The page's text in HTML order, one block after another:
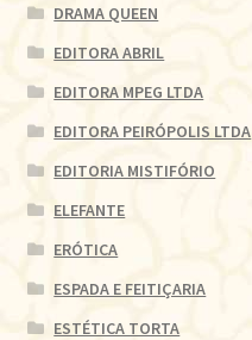
DRAMA QUEEN
EDITORA ABRIL
EDITORA MPEG LTDA
EDITORA PEIRÓPOLIS LTDA
EDITORIA MISTIFÓRIO
ELEFANTE
ERÓTICA
ESPADA E FEITIÇARIA
ESTÉTICA TORTA